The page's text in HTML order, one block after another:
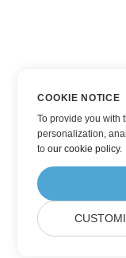
COOKIE NOTICE
To provide you with
personalization,
toour cookie policy.